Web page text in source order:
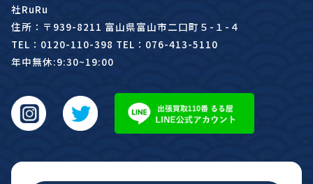
社RuRu
住所：〒939-8211 富山県富山市二口町５-１-４
TEL：0120-110-398 TEL：076-413-5110
年中無休:9:30~19:00